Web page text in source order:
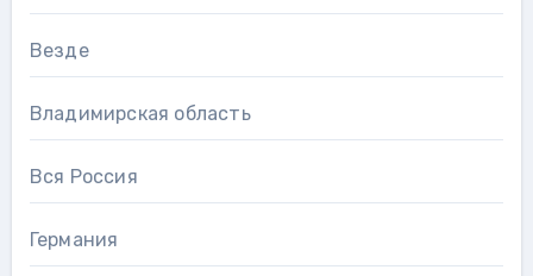
Везде
Владимирская область
Вся Россия
Германия